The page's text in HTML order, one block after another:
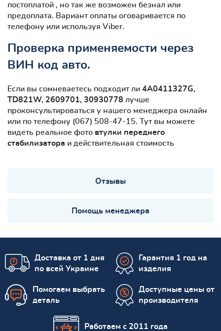
постоплатой , но так же возможен безнал или
предоплата. Вариант оплаты оговаривается по
телефону или используя Viber.
Проверка применяемости через
ВИН код авто.
Если вы сомневаетесь подходит ли 4A0411327G,
TD821W, 2609701, 30930778 лучше
проконсультироваться у нашего менеджера онлайн
или по телефону (067) 508-47-15. Тут вы можете
видеть реальное фото втулки переднего
стабилизатора и действительная стоимость
Отзывы
Помощь менеджера
Доставка от 1 дня
по всей Украине
Гарантия 1 год на
изделия
Помогаем выбрать
деталь
Доступные цены от
производителя
Работаем с 2011 года